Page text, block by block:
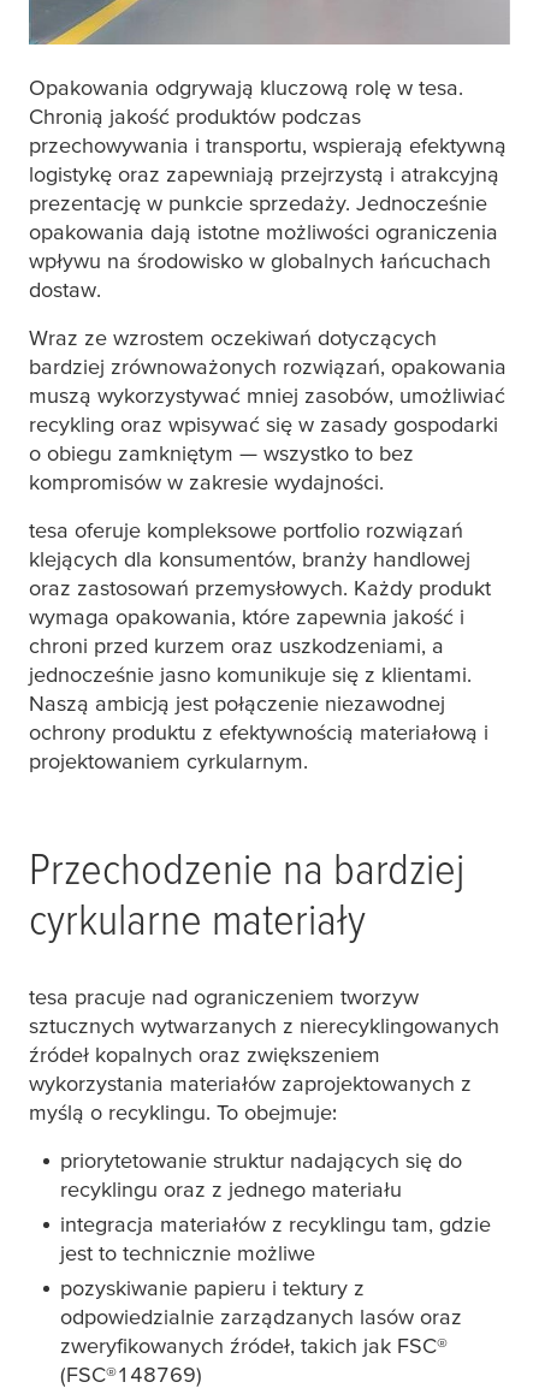
Opakowania odgrywają kluczową rolę w tesa.
Chronią jakość produktów podczas
przechowywania i transportu, wspierają efektywną
logistykę oraz zapewniają przejrzystą i atrakcyjną
prezentację w punkcie sprzedaży. Jednocześnie
opakowania dają istotne możliwości ograniczenia
wpływu na środowisko w globalnych łańcuchach
dostaw.
Wraz ze wzrostem oczekiwań dotyczących
bardziej zrównoważonych rozwiązań, opakowania
muszą wykorzystywać mniej zasobów, umożliwiać
recykling oraz wpisywać się w zasady gospodarki
o obiegu zamkniętym — wszystko to bez
kompromisów w zakresie wydajności.
tesa oferuje kompleksowe portfolio rozwiązań
klejących dla konsumentów, branży handlowej
oraz zastosowań przemysłowych. Każdy produkt
wymaga opakowania, które zapewnia jakość i
chroni przed kurzem oraz uszkodzeniami, a
jednocześnie jasno komunikuje się z klientami.
Naszą ambicją jest połączenie niezawodnej
ochrony produktu z efektywnością materiałową i
projektowaniem cyrkularnym.
Przechodzenie na bardziej
cyrkularne materiały
tesa pracuje nad ograniczeniem tworzyw
sztucznych wytwarzanych z nierecyklingowanych
źródeł kopalnych oraz zwiększeniem
wykorzystania materiałów zaprojektowanych z
myślą o recyklingu. To obejmuje:
priorytetowanie struktur nadających się do
recyklingu oraz z jednego materiału
integracja materiałów z recyklingu tam, gdzie
jest to technicznie możliwe
pozyskiwanie papieru i tektury z
odpowiedzialnie zarządzanych lasów oraz
zweryfikowanych źródeł, takich jak FSC®
(FSC®148769)